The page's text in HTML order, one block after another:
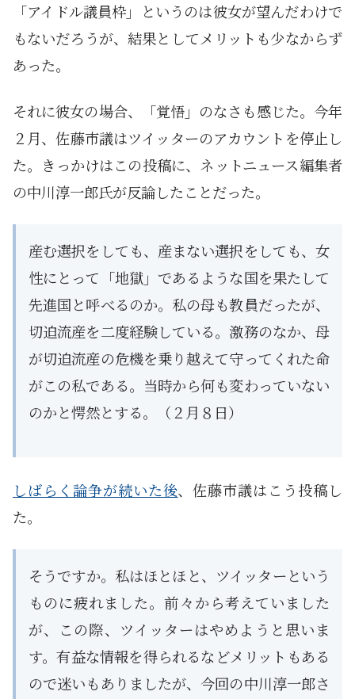
「アイドル議員枠」というのは彼女が望んだわけで
もないだろうが、結果としてメリットも少なからず
あった。
それに彼女の場合、「覚悟」のなさも感じた。今年
２月、佐藤市議はツイッターのアカウントを停止し
た。きっかけはこの投稿に、ネットニュース編集者
の中川淳一郎氏が反論したことだった。
産む選択をしても、産まない選択をしても、女
性にとって「地獄」であるような国を果たして
先進国と呼べるのか。私の母も教員だったが、
切迫流産を二度経験している。激務のなか、母
が切迫流産の危機を乗り越えて守ってくれた命
がこの私である。当時から何も変わっていない
のかと愕然とする。（２月８日）
しばらく論争が続いた後、佐藤市議はこう投稿し
た。
そうですか。私はほとほと、ツイッターという
ものに疲れました。前々から考えていました
が、この際、ツイッターはやめようと思いま
す。有益な情報を得られるなどメリットもある
ので迷いもありましたが、今回の中川淳一郎さ